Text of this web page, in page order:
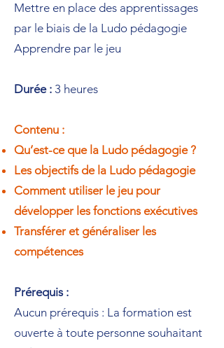
Mettre en place des apprentissages
par le biais de la Ludo pédagogie
Apprendre par le jeu
Durée : 3 heures
Contenu :
Qu’est-ce que la Ludo pédagogie ?
Les objectifs de la Ludo pédagogie
Comment utiliser le jeu pour
développer les fonctions exécutives
Transférer et généraliser les
compétences
Prérequis :
Aucun prérequis : La formation est
ouverte à toute personne souhaitant